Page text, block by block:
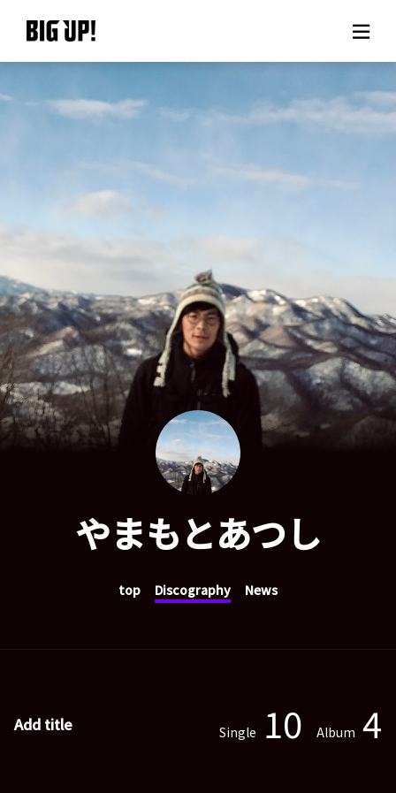
About BIG UP!
support
Usage flow
Questions
やまもとあつし
top Discography News
Add title Single 10 Album 4